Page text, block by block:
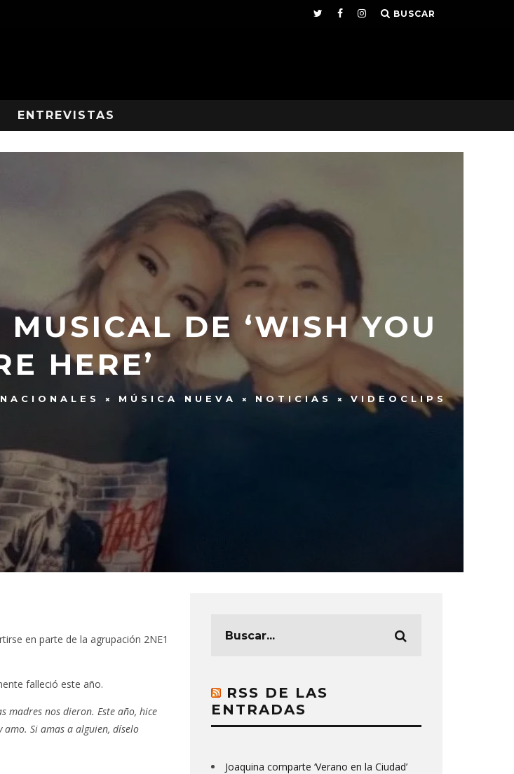
BUSCAR
ENTREVISTAS
DE ‘WISH YOU
HERE’
MÚSICA NUEVA NOTICIAS VIDEOCLIPS
en parte de la agrupación 2NE1
falleció este año.
madres nos dieron. Este año, hice
amo. Si amas a alguien, díselo
RSS DE LAS
ENTRADAS
Joaquina comparte ‘Verano en la Ciudad’